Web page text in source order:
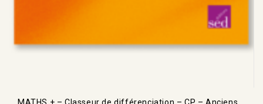
MATHS + – Classeur de différenciation – CP – Anciens